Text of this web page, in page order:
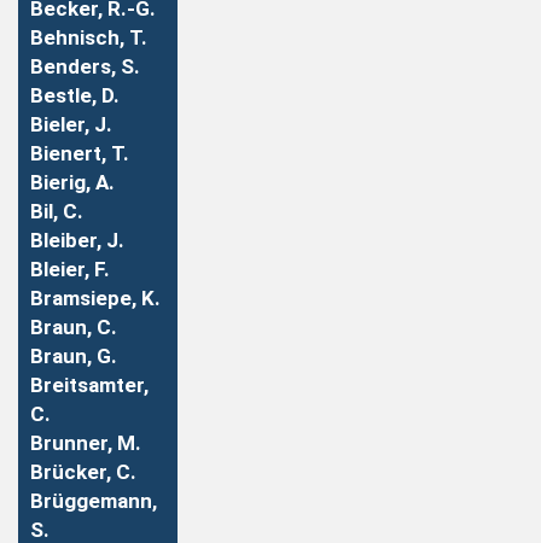
Becker, R.-G.
Behnisch, T.
Benders, S.
Bestle, D.
Bieler, J.
Bienert, T.
Bierig, A.
Bil, C.
Bleiber, J.
Bleier, F.
Bramsiepe, K.
Braun, C.
Braun, G.
Breitsamter,
C.
Brunner, M.
Brücker, C.
Brüggemann,
S.